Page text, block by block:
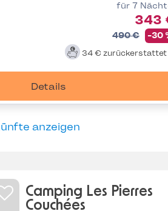
für 7
343
490 € -30
34 € zurückerstattet
Details
anzeigen
Camping Les Pierres
Couchées